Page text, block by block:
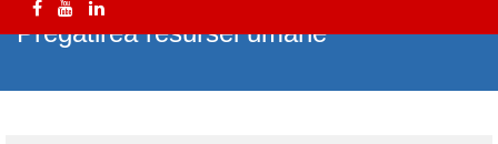
Pregatirea resursei umane